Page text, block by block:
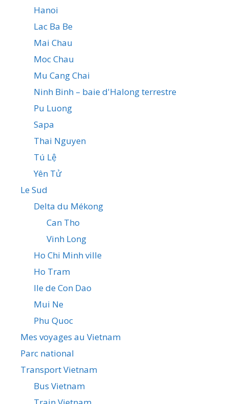
Hanoi
Lac Ba Be
Mai Chau
Moc Chau
Mu Cang Chai
Ninh Binh – baie d'Halong terrestre
Pu Luong
Sapa
Thai Nguyen
Tú Lệ
Yên Tử
Le Sud
Delta du Mékong
Can Tho
Vinh Long
Ho Chi Minh ville
Ho Tram
Ile de Con Dao
Mui Ne
Phu Quoc
Mes voyages au Vietnam
Parc national
Transport Vietnam
Bus Vietnam